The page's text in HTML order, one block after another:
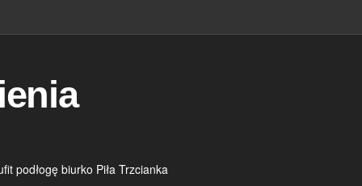
podłogę biurko Piła Trzcianka